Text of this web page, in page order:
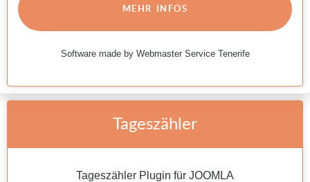
MEHR INFOS
Software made by Webmaster Service Tenerife
Tageszähler
Tageszähler Plugin für JOOMLA